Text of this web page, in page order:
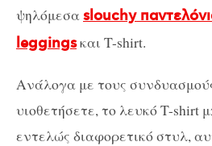
ψηλόμεσαslouchy
leggingsκαι T-shirt.
Ανάλογα με τους
υιοθετήσετε, το λευκό T-shirt
εντελώς διαφορετικό στυλ,